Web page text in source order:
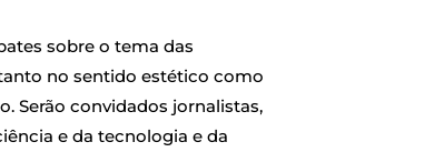
sobre o tema das
no sentido estético como
Serão convidados jornalistas,
e da tecnologia e da